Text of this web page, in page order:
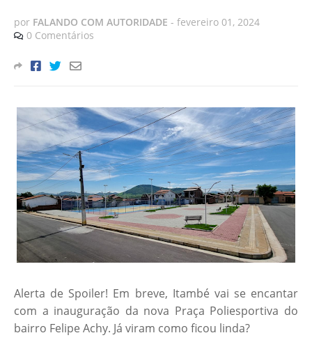
por FALANDO COM AUTORIDADE - fevereiro 01, 2024
0 Comentários
Alerta de Spoiler! Em breve, Itambé vai se encantar
com a inauguração da nova Praça Poliesportiva do
bairro Felipe Achy. Já viram como ficou linda?